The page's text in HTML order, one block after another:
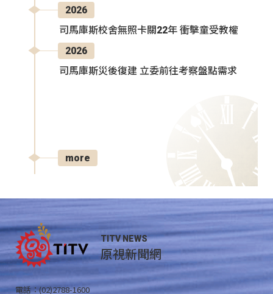
2026
司馬庫斯校舍無照卡關22年 衝擊童受教權
2026
司馬庫斯災後復建 立委前往考察盤點需求
more
TITV NEWS
原視新聞網
電話：(02)2788-1600